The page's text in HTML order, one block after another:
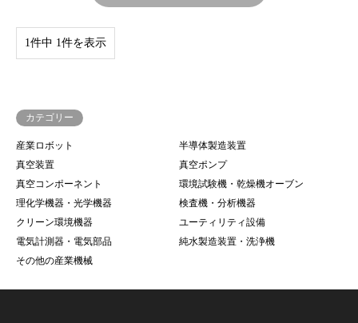
1件中 1件を表示
カテゴリー
産業ロボット
半導体製造装置
真空装置
真空ポンプ
真空コンポーネント
環境試験機・乾燥機オーブン
理化学機器・光学機器
検査機・分析機器
クリーン環境機器
ユーティリティ設備
電気計測器・電気部品
純水製造装置・洗浄機
その他の産業機械